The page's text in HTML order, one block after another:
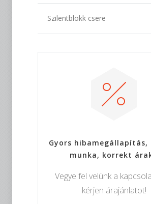
Szilentblokk csere
Gyors hibamegállapítás,
munka, korrekt
Vegye fel velünk a
kérjen árajánlatot!